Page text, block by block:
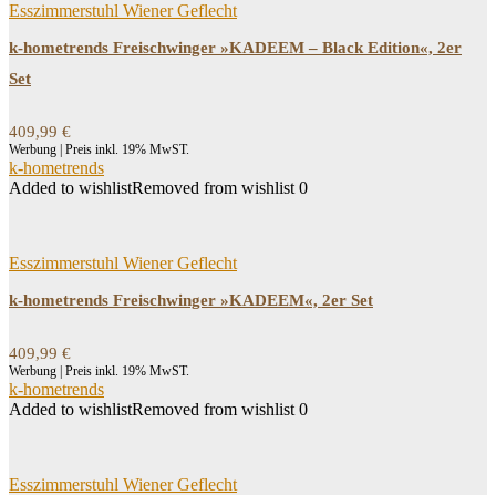
Esszimmerstuhl Wiener Geflecht
k-hometrends Freischwinger »KADEEM – Black Edition«, 2er
Set
409,99 €
Werbung | Preis inkl. 19% MwST.
k-hometrends
Added to wishlistRemoved from wishlist 0
Esszimmerstuhl Wiener Geflecht
k-hometrends Freischwinger »KADEEM«, 2er Set
409,99 €
Werbung | Preis inkl. 19% MwST.
k-hometrends
Added to wishlistRemoved from wishlist 0
Esszimmerstuhl Wiener Geflecht